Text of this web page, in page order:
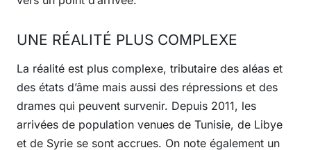
UNE RÉALITÉ PLUS COMPLEXE
La réalité est plus complexe, tributaire des aléas et
des états d’âme mais aussi des répressions et des
drames qui peuvent survenir. Depuis 2011, les
arrivées de population venues de Tunisie, de Libye
et de Syrie se sont accrues. On note également un